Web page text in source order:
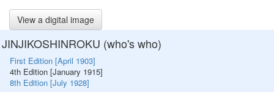
View a digital image
JINJIKOSHINROKU (who's who)
First Edition [April 1903]
4th Edition [January 1915]
8th Edition [July 1928]